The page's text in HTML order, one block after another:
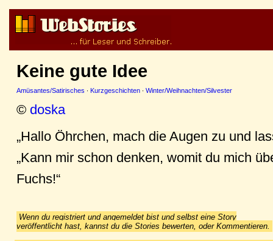
Keine gute Idee
Amüsantes/Satirisches · Kurzgeschichten · Winter/Weihnachten/Silvester
© doska
„Hallo Öhrchen, mach die Augen zu und
„Kann mir schon denken, womit du mich
Fuchs!“
Wenn du registriert und angemeldet bist und selbst eine Story
veröffentlicht hast, kannst du die Stories bewerten, oder Kommentieren.